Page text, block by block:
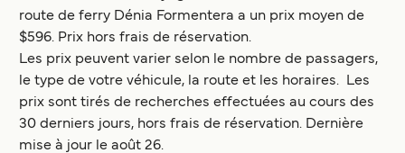
route de ferry Dénia Formentera a un prix moyen de
$596. Prix hors frais de réservation.
Les prix peuvent varier selon le nombre de passagers,
le type de votre véhicule, la route et les horaires. Les
prix sont tirés de recherches effectuées au cours des
30 derniers jours, hors frais de réservation. Dernière
mise à jour le août 26.